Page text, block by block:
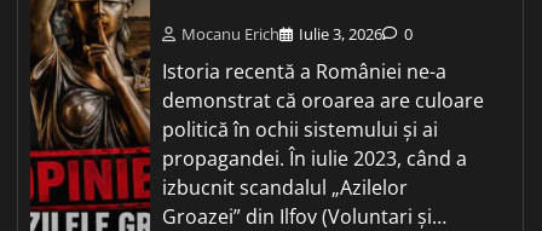
Mocanu Erich Iulie 3, 2026 0
Istoria recentă a României ne-a
demonstrat că oroarea are culoare
politică în ochii sistemului și ai
propagandei. În iulie 2023, când a
izbucnit scandalul „Azilelor
Groazei” din Ilfov (Voluntari și…